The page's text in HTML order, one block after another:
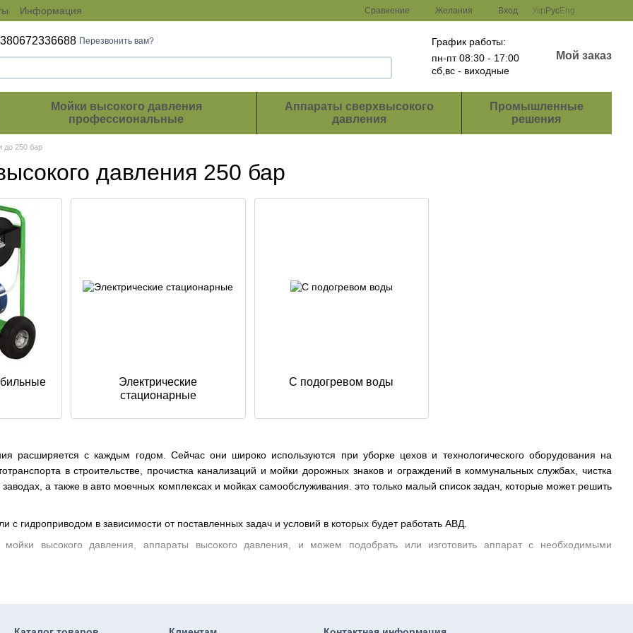
Информация Сравнение Желания Вход Укр РусEng
Перезвонить вам?
График работы:
пн-пт 08:30 - 17:00
сб,вс - виходные
Мой заказ
Мойки высокого давления
профессиональные
Аппараты сверхвысокого
давления
Промышленные
решения
до 250 бар
давления 250 бар
расширяется с каждым годом. Сейчас они широко используются при уборке цехов и технологического оборудования на
в строительстве, прочистка канализаций и мойки дорожных знаков и ограждений в коммунальных службах, чистка
а также в авто моечных комплексах и мойках самообслуживания. это только малый список задач, которые может решить
гидроприводом в зависимости от поставленных задач и условий в которых будет работать АВД.
мойки высокого давления, аппараты высокого давления, и можем подобрать или изготовить аппарат с необходимыми
Электрические
стационарные
С подогревом воды